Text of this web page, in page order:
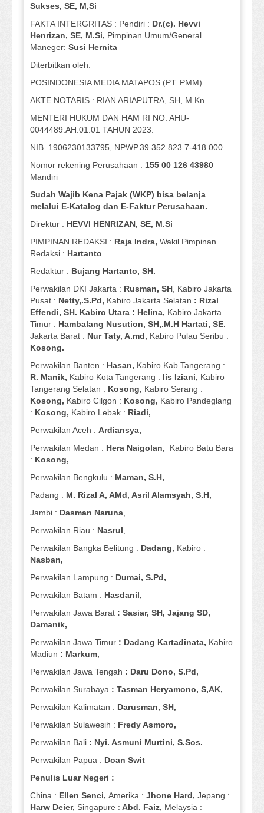
Sukses, SE, M,Si
FAKTA INTERGRITAS : Pendiri : Dr.(c). Hevvi
Henrizan, SE, M.Si, Pimpinan Umum/General
Maneger: Susi Hernita
Diterbitkan oleh:
POSINDONESIA MEDIA MATAPOS (PT. PMM)
AKTE NOTARIS : RIAN ARIAPUTRA, SH, M.Kn
MENTERI HUKUM DAN HAM RI NO. AHU-
0044489.AH.01.01 TAHUN 2023.
NIB. 1906230133795, NPWP.39.352.823.7-418.000
Nomor rekening Perusahaan : 155 00 126 43980
Mandiri
Sudah Wajib Kena Pajak (WKP) bisa belanja
melalui E-Katalog dan E-Faktur Perusahaan.
Direktur : HEVVI HENRIZAN, SE, M.Si
PIMPINAN REDAKSI : Raja Indra, Wakil Pimpinan
Redaksi : Hartanto
Redaktur : Bujang Hartanto, SH.
Perwakilan DKI Jakarta : Rusman, SH, Kabiro Jakarta
Pusat : Netty,.S.Pd, Kabiro Jakarta Selatan : Rizal
Effendi, SH. Kabiro Utara : Helina, Kabiro Jakarta
Timur : Hambalang Nusution, SH,.M.H Hartati, SE.
Jakarta Barat : Nur Taty, A.md, Kabiro Pulau Seribu :
Kosong.
Perwakilan Banten : Hasan, Kabiro Kab Tangerang :
R. Manik, Kabiro Kota Tangerang : Iis Iziani, Kabiro
Tangerang Selatan : Kosong, Kabiro Serang :
Kosong, Kabiro Cilgon : Kosong, Kabiro Pandeglang
: Kosong, Kabiro Lebak : Riadi,
Perwakilan Aceh : Ardiansya,
Perwakilan Medan : Hera Naigolan, Kabiro Batu Bara
: Kosong,
Perwakilan Bengkulu : Maman, S.H,
Padang : M. Rizal A, AMd, Asril Alamsyah, S.H,
Jambi : Dasman Naruna,
Perwakilan Riau : Nasrul,
Perwakilan Bangka Belitung : Dadang, Kabiro :
Nasban,
Perwakilan Lampung : Dumai, S.Pd,
Perwakilan Batam : Hasdanil,
Perwakilan Jawa Barat : Sasiar, SH, Jajang SD,
Damanik,
Perwakilan Jawa Timur : Dadang Kartadinata, Kabiro
Madiun : Markum,
Perwakilan Jawa Tengah : Daru Dono, S.Pd,
Perwakilan Surabaya : Tasman Heryamono, S,AK,
Perwakilan Kalimatan : Darusman, SH,
Perwakilan Sulawesih : Fredy Asmoro,
Perwakilan Bali : Nyi. Asmuni Murtini, S.Sos.
Perwakilan Papua : Doan Swit
Penulis Luar Negeri :
China : Ellen Senci, Amerika : Jhone Hard, Jepang :
Harw Deier, Singapure : Abd. Faiz, Melaysia :